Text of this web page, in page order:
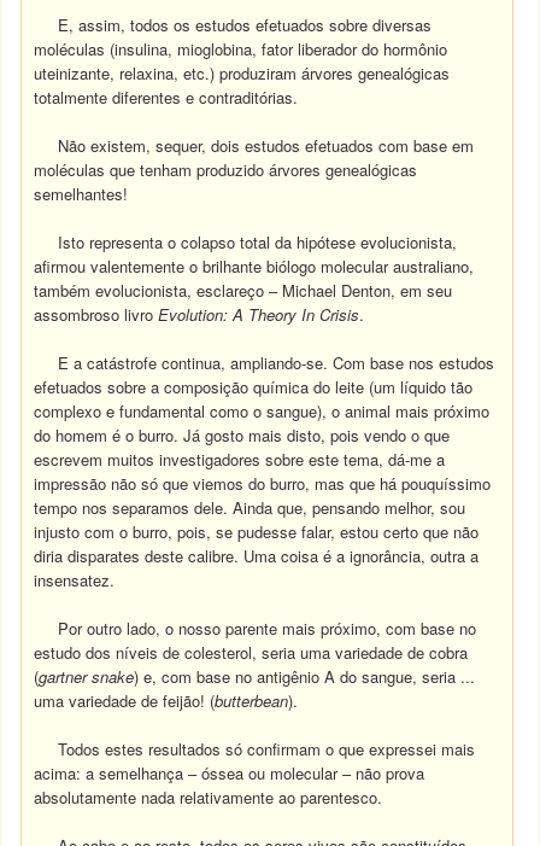
E, assim, todos os estudos efetuados sobre diversas
moléculas (insulina, mioglobina, fator liberador do hormônio
uteinizante, relaxina, etc.) produziram árvores genealógicas
totalmente diferentes e contraditórias.
Não existem, sequer, dois estudos efetuados com base em
moléculas que tenham produzido árvores genealógicas
semelhantes!
Isto representa o colapso total da hipótese evolucionista,
afirmou valentemente o brilhante biólogo molecular australiano,
também evolucionista, esclareço – Michael Denton, em seu
assombroso livroEvolution: A Theory In Crisis.
E a catástrofe continua, ampliando-se. Com base nos estudos
efetuados sobre a composição química do leite (um líquido tão
complexo e fundamental como o sangue), o animal mais próximo
do homem é o burro.Já gosto mais disto, pois vendo o que
escrevem muitos investigadores sobre este tema, dá-me a
impressão não só que viemos do burro, mas que há pouquíssimo
tempo nos separamos dele. Ainda que, pensando melhor, sou
injusto com o burro, pois, se pudesse falar, estou certo que não
diria disparates deste calibre. Uma coisa é a ignorância, outra a
insensatez.
Por outro lado, o nosso parente mais próximo, com base no
estudo dos níveis de colesterol, seria uma variedade de cobra
(gartner snake) e, com base no antigênio A do sangue, seria ...
uma variedade de feijão! (butterbean).
Todos estes resultados só confirmam o que expressei mais
acima: a semelhança – óssea ou molecular – não prova
absolutamente nada relativamente ao parentesco.